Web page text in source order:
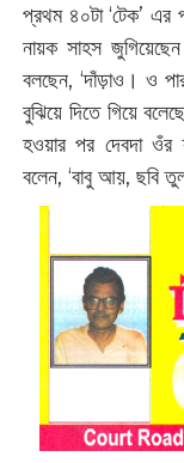
প্রথম ৪০টা ‘টেক’
নায়ক সাহস
বলছেন, ‘দাঁড়াও। ও
বুঝিয়ে দিতে গিয়ে
হওয়ার পর দেবদা ওঁর
বলেন, ‘বাবু আয়, ছবি